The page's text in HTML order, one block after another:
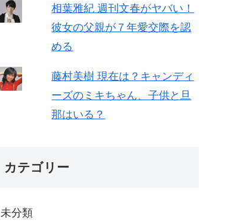
相葉雅紀 週刊文春がヤバい！
彼女の父親が７年愛交際を認
める
藤村美樹 現在は？キャンディ
ーズのミキちゃん、子供と旦
那はいる？
カテゴリー
未分類